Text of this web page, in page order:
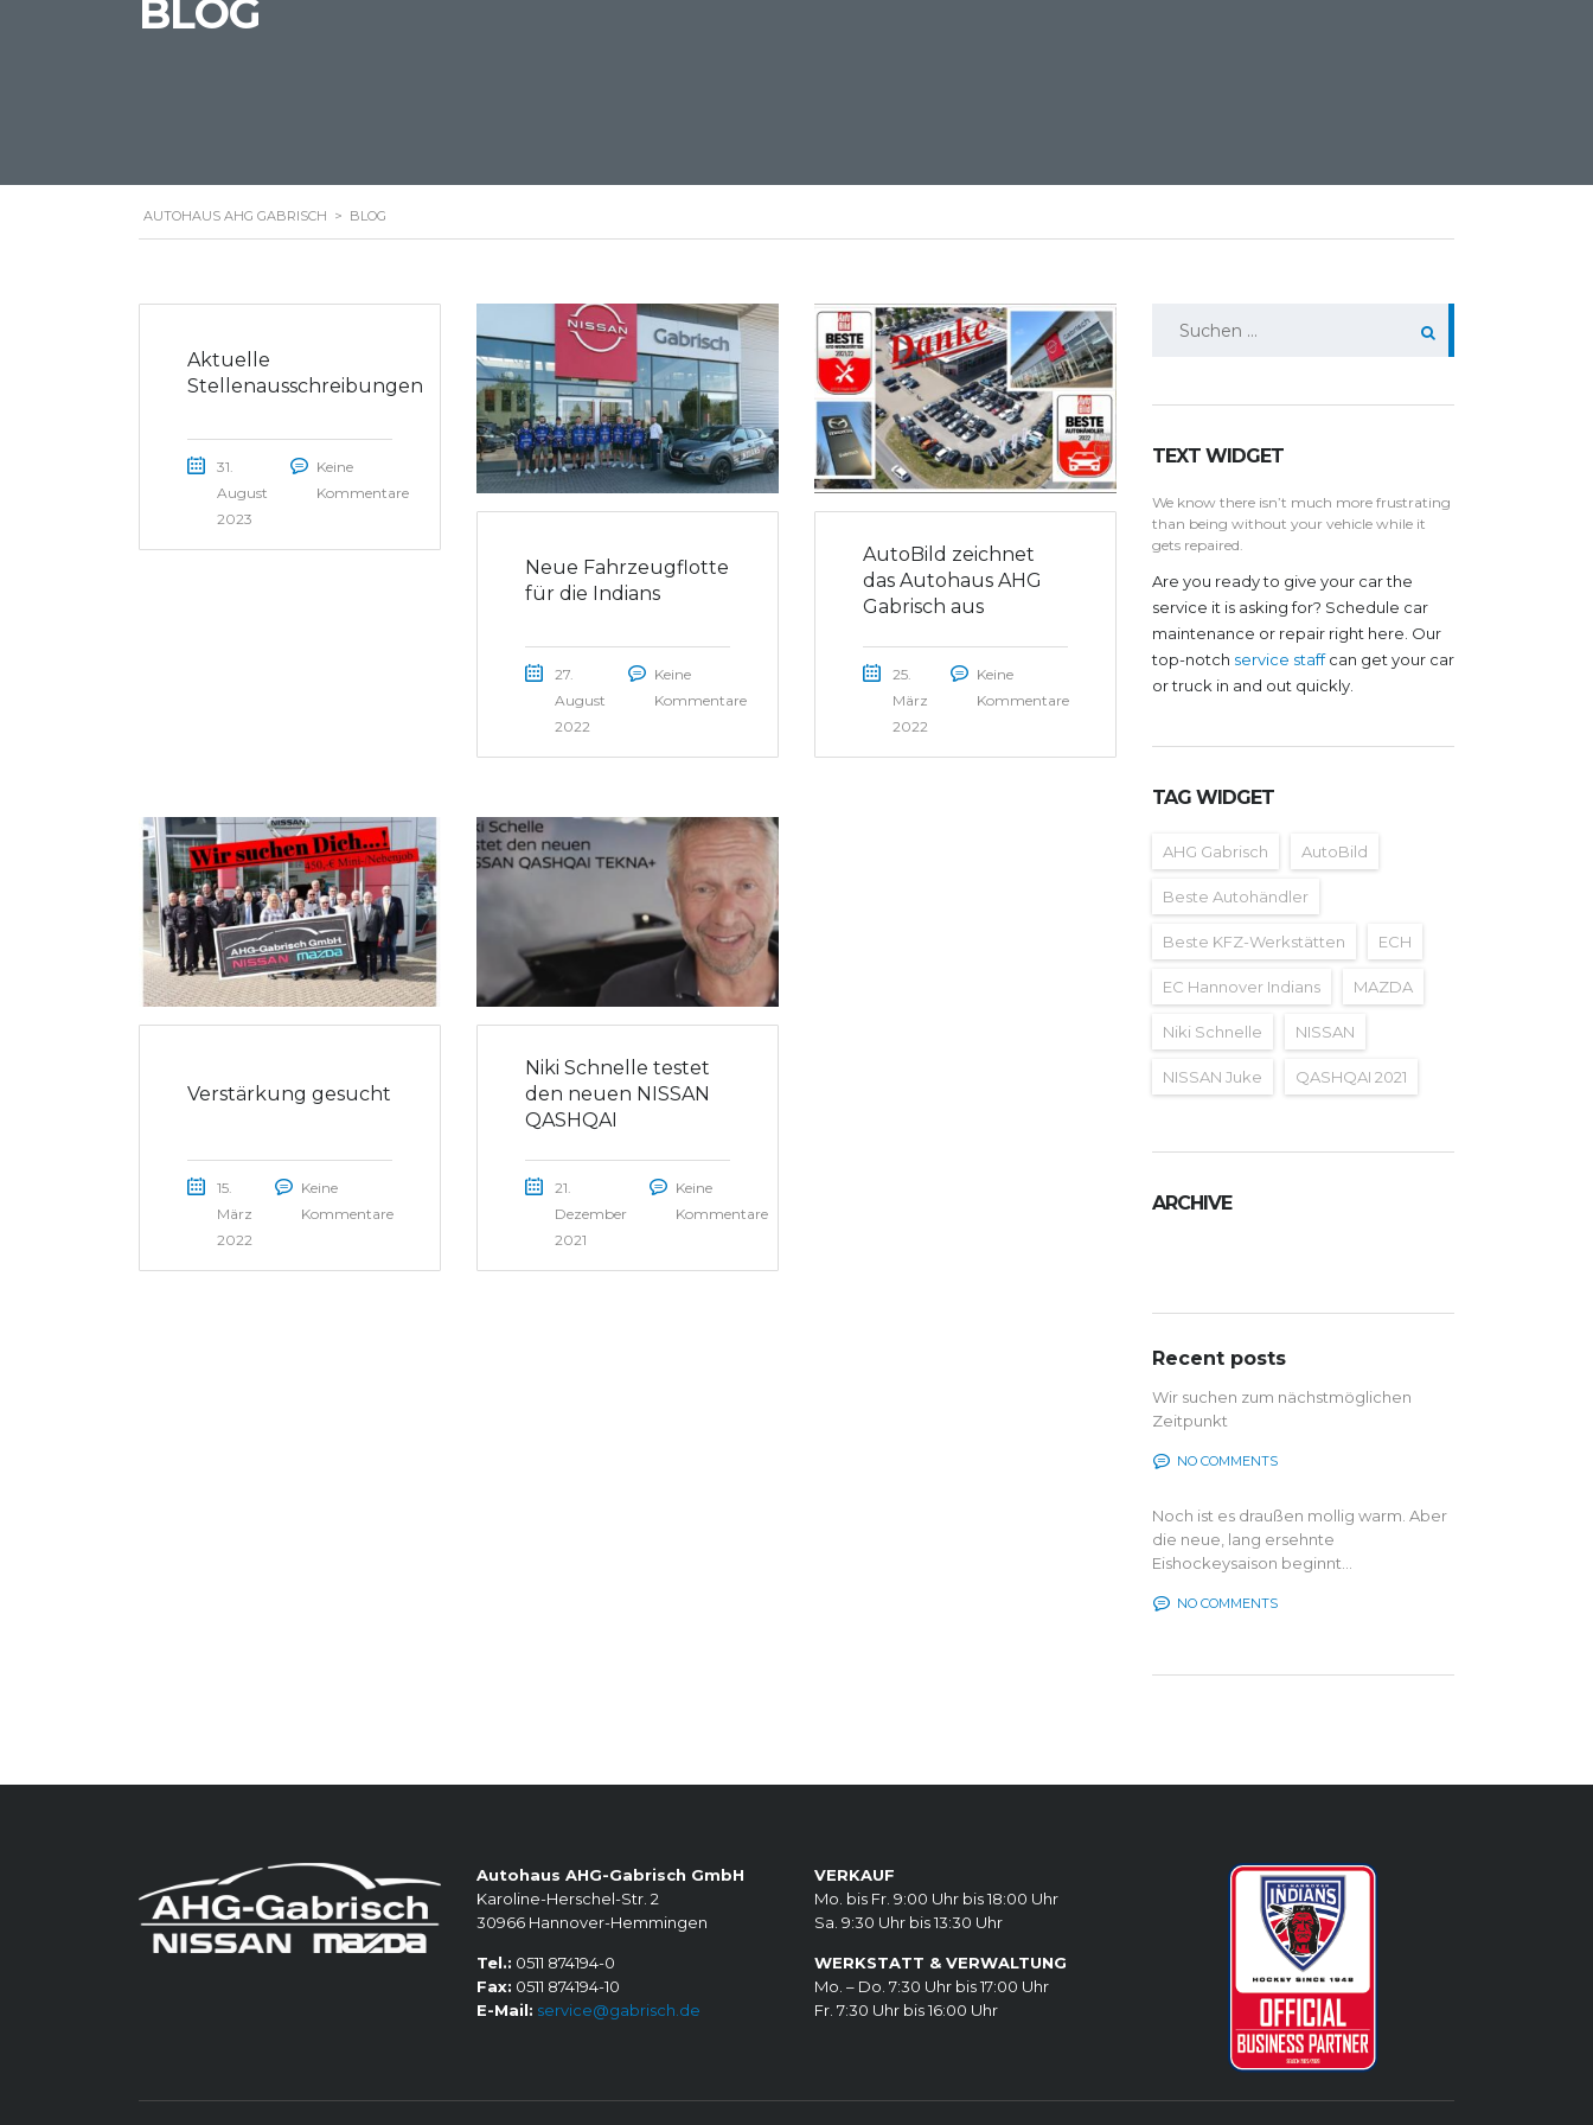
BLOG
AUTOHAUS AHG GABRISCH > BLOG
Aktuelle
Stellenausschreibungen
31.
August
2023
Keine
Kommentare
Neue Fahrzeugflotte
für die Indians
27.
August
2022
Keine
Kommentare
AutoBild zeichnet
das Autohaus AHG
Gabrisch aus
25.
März
2022
Keine
Kommentare
Verstärkung gesucht
15.
März
2022
Keine
Kommentare
Niki Schnelle testet
den neuen NISSAN
QASHQAI
21.
Dezember
2021
Keine
Kommentare
nach:
TEXT WIDGET
We know there isn’t much more frustrating
than being without your vehicle while it
gets repaired.
Are you ready to give your car the
service it is asking for? Schedule car
maintenance or repair right here. Our
top-notch service staffcan get your car
or truck in and out quickly.
TAG WIDGET
AHG Gabrisch AutoBild
Beste Autohändler
Beste KFZ-Werkstätten ECH
EC Hannover Indians MAZDA
Niki Schnelle NISSAN
NISSAN Juke QASHQAI 2021
ARCHIVE
Recent posts
Wir suchen zum nächstmöglichen
Zeitpunkt
NO COMMENTS
Noch ist es draußen mollig warm. Aber
die neue, lang ersehnte
Eishockeysaison beginnt...
NO COMMENTS
Autohaus AHG-Gabrisch GmbH
Karoline-Herschel-Str. 2
30966 Hannover-Hemmingen
Tel.: 0511 874194-0
Fax: 0511 874194-10
E-Mail: service@gabrisch.de
VERKAUF
Mo. bis Fr. 9:00 Uhr bis 18:00 Uhr
Sa. 9:30 Uhr bis 13:30 Uhr
WERKSTATT & VERWALTUNG
Mo. – Do. 7:30 Uhr bis 17:00 Uhr
Fr. 7:30 Uhr bis 16:00 Uhr